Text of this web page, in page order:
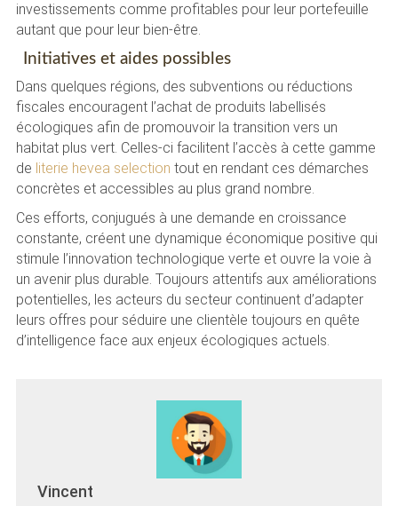
investissements comme profitables pour leur portefeuille
autant que pour leur bien-être.
Initiatives et aides possibles
Dans quelques régions, des subventions ou réductions
fiscales encouragent l’achat de produits labellisés
écologiques afin de promouvoir la transition vers un
habitat plus vert. Celles-ci facilitent l’accès à cette gamme
de literie hevea selection tout en rendant ces démarches
concrètes et accessibles au plus grand nombre.
Ces efforts, conjugués à une demande en croissance
constante, créent une dynamique économique positive qui
stimule l’innovation technologique verte et ouvre la voie à
un avenir plus durable. Toujours attentifs aux améliorations
potentielles, les acteurs du secteur continuent d’adapter
leurs offres pour séduire une clientèle toujours en quête
d’intelligence face aux enjeux écologiques actuels.
Vincent